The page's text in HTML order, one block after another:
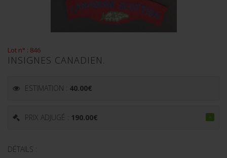
Lot n° : 846
INSIGNES CANADIEN.
ESTIMATION : 40.00€
PRIX ADJUGÉ : 190.00€
DÉTAILS :